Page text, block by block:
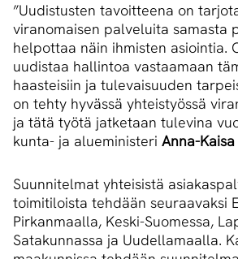
”Uudistusten tavoitteena on
viranomaisen palveluita samasta
helpottaa näin ihmisten asiointia.
uudistaa hallintoa vastaamaan
haasteisiin ja tulevaisuuden
on tehty hyvässä yhteistyössä
ja tätä työtä jatketaan tulevina
kunta- ja alueministeri Anna-
Suunnitelmat yhteisistä
toimitiloista tehdään seuraavaksi
Pirkanmaalla, Keski-Suomessa,
Satakunnassa ja Uudellamaalla.